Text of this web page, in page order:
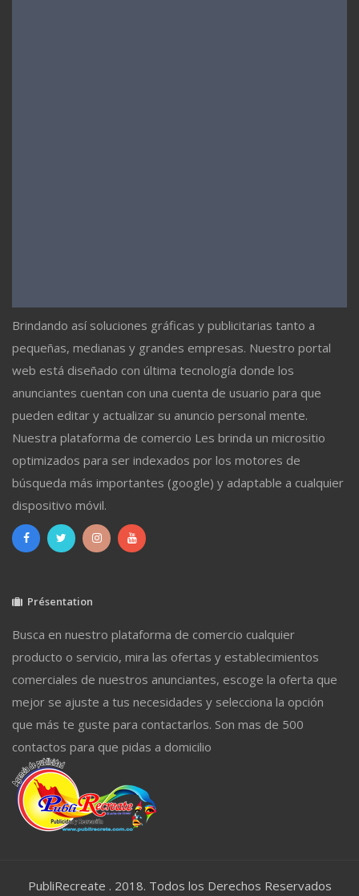
Brindando así soluciones gráficas y publicitarias tanto a
pequeñas, medianas y grandes empresas. Nuestro portal
web está diseñado con última tecnología donde los
anunciantes cuentan con una cuenta de usuario para que
pueden editar y actualizar su anuncio personal mente.
Nuestra plataforma de comercio Les brinda un micrositio
optimizados para ser indexados por los motores de
búsqueda más importantes (google) y adaptable a cualquier
dispositivo móvil.
Présentation
Busca en nuestro plataforma de comercio cualquier
producto o servicio, mira las ofertas y establecimientos
comerciales de nuestros anunciantes, escoge la oferta que
mejor se ajuste a tus necesidades y selecciona la opción
que más te guste para contactarlos. Son mas de 500
contactos para que pidas a domicilio
PubliRecreate . 2018. Todos los Derechos Reservados